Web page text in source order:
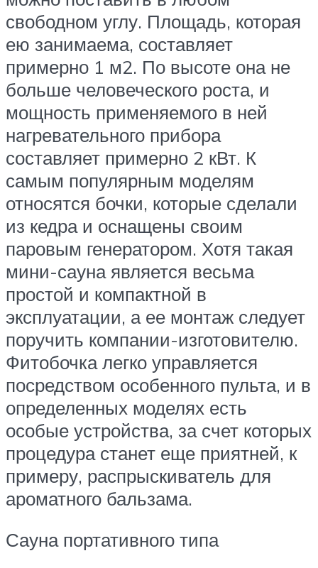
свободном углу. Площадь, которая
ею занимаема, составляет
примерно 1 м2. По высоте она не
больше человеческого роста, и
мощность применяемого в ней
нагревательного прибора
составляет примерно 2 кВт. К
самым популярным моделям
относятся бочки, которые сделали
из кедра и оснащены своим
паровым генератором. Хотя такая
мини-сауна является весьма
простой и компактной в
эксплуатации, а ее монтаж следует
поручить компании-изготовителю.
Фитобочка легко управляется
посредством особенного пульта, и в
определенных моделях есть
особые устройства, за счет которых
процедура станет еще приятней, к
примеру, распрыскиватель для
ароматного бальзама.
Сауна портативного типа